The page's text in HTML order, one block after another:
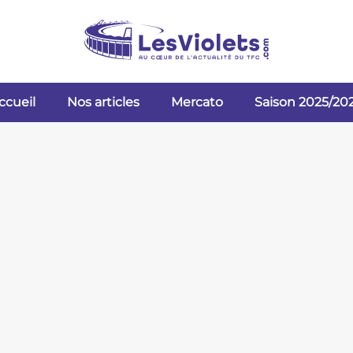
Nos articles Mercato Saison 2025/